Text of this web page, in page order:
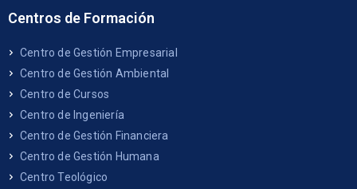
Centros de Formación
Centro de Gestión Empresarial
Centro de Gestión Ambiental
Centro de Cursos
Centro de Ingeniería
Centro de Gestión Financiera
Centro de Gestión Humana
Centro Teológico